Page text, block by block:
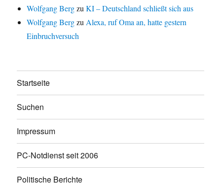
Wolfgang BergzuKI – Deutschland schließt sich aus
Wolfgang Bergzu Alexa, ruf Oma an, hatte gestern
Einbruchversuch
Startseite
Suchen
Impressum
PC-Notdienst seit 2006
Politische Berichte